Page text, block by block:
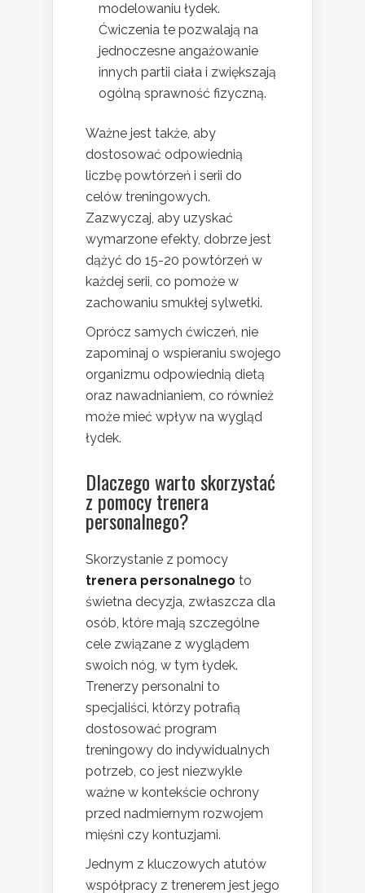
modelowaniu łydek.
Ćwiczenia te pozwalają na
jednoczesne angażowanie
innych partii ciała i zwiększają
ogólną sprawność fizyczną.
Ważne jest także, aby
dostosować odpowiednią
liczbę powtórzeń i serii do
celów treningowych.
Zazwyczaj, aby uzyskać
wymarzone efekty, dobrze jest
dążyć do 15-20 powtórzeń w
każdej serii, co pomoże w
zachowaniu smukłej sylwetki.
Oprócz samych ćwiczeń, nie
zapominaj o wspieraniu swojego
organizmu odpowiednią dietą
oraz nawadnianiem, co również
może mieć wpływ na wygląd
łydek.
Dlaczego warto skorzystać
z pomocy trenera
personalnego?
Skorzystanie z pomocy
trenera personalnego to
świetna decyzja, zwłaszcza dla
osób, które mają szczególne
cele związane z wyglądem
swoich nóg, w tym łydek.
Trenerzy personalni to
specjaliści, którzy potrafią
dostosować program
treningowy do indywidualnych
potrzeb, co jest niezwykle
ważne w kontekście ochrony
przed nadmiernym rozwojem
mięśni czy kontuzjami.
Jednym z kluczowych atutów
współpracy z trenerem jest jego